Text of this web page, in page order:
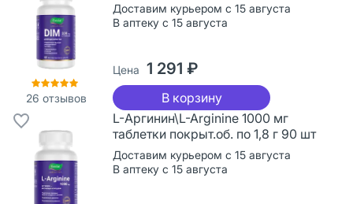
26 отзывов
Доставим курьером с 15 августа
В аптеку с 15 августа
Цена 1 291 ₽
В корзину
L-Аргинин\L-Arginine 1000 мг
таблетки покрыт.об. по 1,8 г 90 шт
Доставим курьером с 15 августа
В аптеку с 15 августа